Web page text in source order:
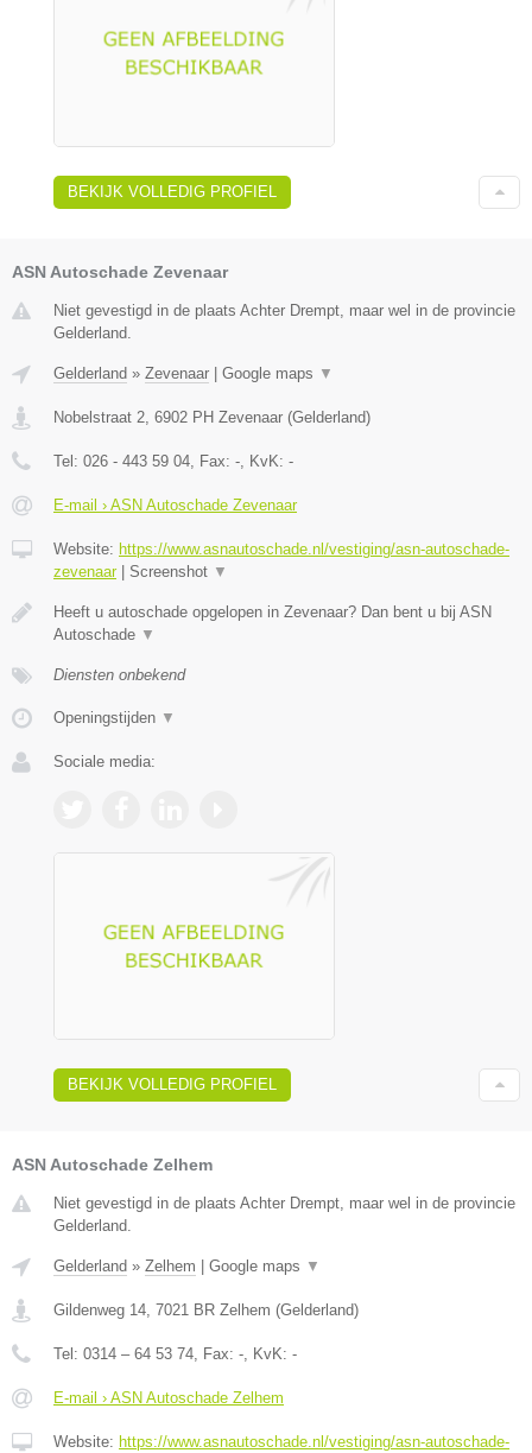
BEKIJK VOLLEDIG PROFIEL
ASN Autoschade Zevenaar
Niet gevestigd in de plaats Achter Drempt, maar wel in de provincie
Gelderland.
Gelderland » Zevenaar | Google maps ▼
Nobelstraat 2 6902 PH Zevenaar (Gelderland)
Tel: 026 - 443 59 04 , Fax: - , KvK: -
E-mail › ASN Autoschade Zevenaar
Website: https://www.asnautoschade.nl/vestiging/asn-autoschade-
zevenaar| Screenshot ▼
Heeft u autoschade opgelopen in Zevenaar? Dan bent u bij ASN
Autoschade ▼
Diensten onbekend
Openingstijden ▼
Sociale media:
BEKIJK VOLLEDIG PROFIEL
ASN Autoschade Zelhem
Niet gevestigd in de plaats Achter Drempt, maar wel in de provincie
Gelderland.
Gelderland » Zelhem Google maps ▼
Gildenweg 14, 7021 BR Zelhem (Gelderland)
Tel: 0314 – 64 53 74, Fax: -, KvK: -
E-mail › ASN Autoschade Zelhem
Website: https://www.asnautoschade.nl/vestiging/asn-autoschade-